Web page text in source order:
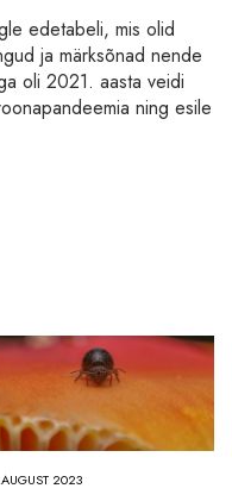
edetabeli, mis olid
ja märksõnad nende
oli 2021. aasta veidi
ning esile
2023